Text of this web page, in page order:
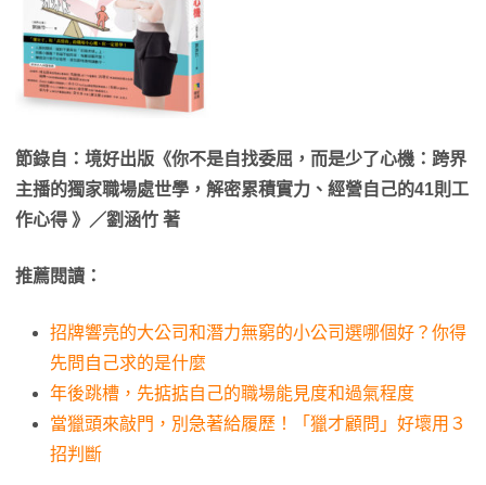
節錄自：境好出版《你不是自找委屈，而是少了心機：跨界
主播的獨家職場處世學，解密累積實力、經營自己的41則工
作心得 》／劉涵竹 著
推薦閱讀：
招牌響亮的大公司和潛力無窮的小公司選哪個好？你得
先問自己求的是什麼
年後跳槽，先掂掂自己的職場能見度和過氣程度
當獵頭來敲門，別急著給履歷！「獵才顧問」好壞用３
招判斷